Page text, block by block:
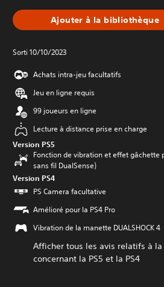
Ajouter à la bibliothèque
Sorti 10/10/2023
Achats intra-jeu facultatifs
Jeu en ligne requis
99 joueurs en ligne
Lecture à distance prise en charge
Version PS5
Fonction de vibration et effet gâchette
sans fil DualSense)
Version PS4
PS Camera facultative
Amélioré pour la PS4 Pro
Vibration de la manette DUALSHOCK 4
Afficher tous les avis relatifs à
concernant la PS5 et la PS4